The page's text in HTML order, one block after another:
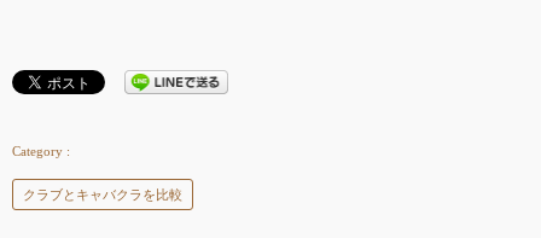
クラブとキャバクラを比較